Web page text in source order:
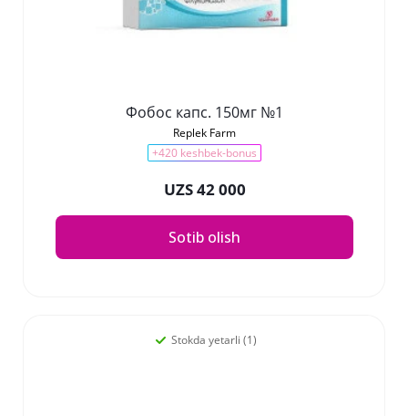
Фобос капс. 150мг №1
Replek Farm
+420 keshbek-bonus
UZS 42 000
Sotib olish
Stokda yetarli (1)